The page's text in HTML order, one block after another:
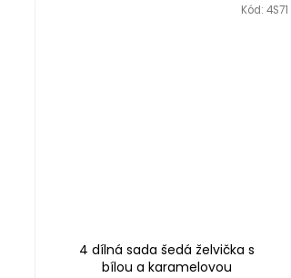
4 dílná sada šedá želvička s
bílou a karamelovou
Kód: 4S71